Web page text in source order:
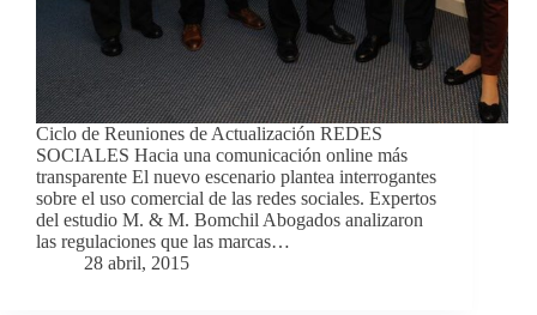
Ciclo de Reuniones de Actualización REDES
SOCIALES Hacia una comunicación online más
transparente El nuevo escenario plantea interrogantes
sobre el uso comercial de las redes sociales. Expertos
del estudio M. & M. Bomchil Abogados analizaron
las regulaciones que las marcas…
28 abril, 2015